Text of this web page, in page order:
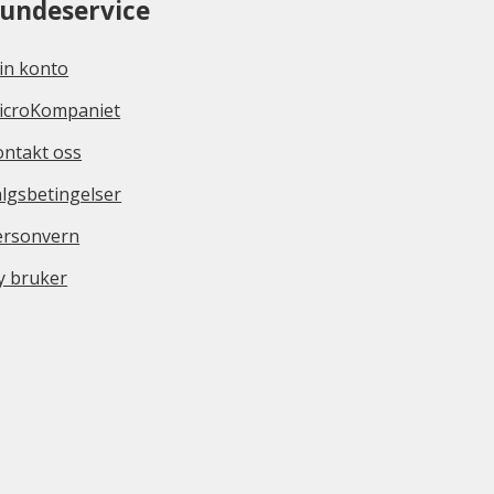
konto
oss
bruker